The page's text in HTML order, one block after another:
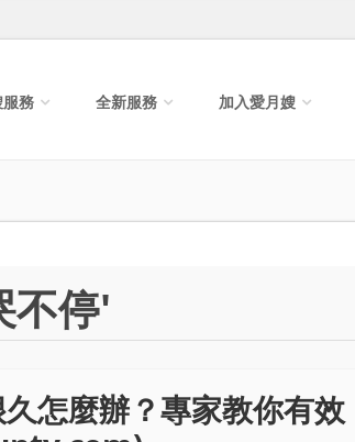
服務 全新服務 加入愛月嫂
不停'
怎麼辦？專家教你有效